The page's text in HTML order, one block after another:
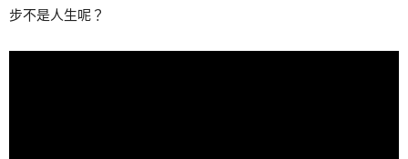
步不是人生呢？